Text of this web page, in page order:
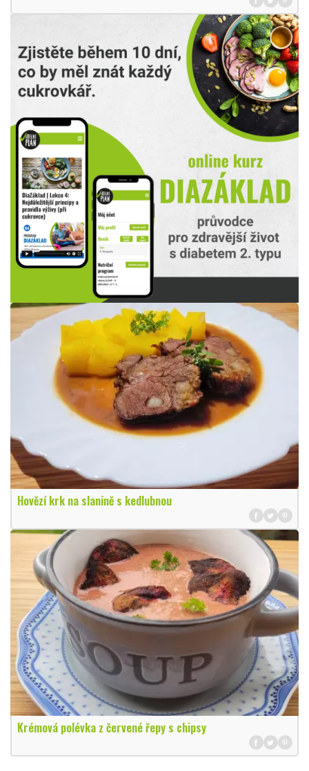
Hovězí krk na slanině s kedlubnou
Krémová polévka z červené řepy s chipsy